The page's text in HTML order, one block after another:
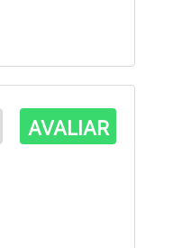
AVALIAR